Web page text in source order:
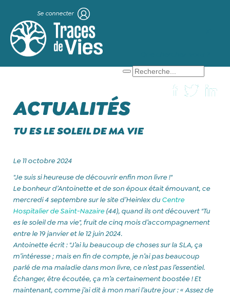
Se connecter
ACTUALITÉS
TU ES LE SOLEIL DE MA VIE
Le 11 octobre 2024
"Je suis si heureuse de découvrir enfin mon livre !"
Le bonheur d’Antoinette et de son époux était émouvant, ce
mercredi 4 septembre sur le site d’Heinlex du Centre
Hospitalier de Saint-Nazaire (44), quand ils ont découvert "Tu
es le soleil de ma vie", fruit de cinq mois d’accompagnement
entre le 19 janvier et le 12 juin 2024.
Antoinette écrit : "J’ai lu beaucoup de choses sur la SLA, ça
m’intéresse ; mais en fin de compte, je n’ai pas beaucoup
parlé de ma maladie dans mon livre, ce n’est pas l’essentiel.
Échanger, être écoutée, ça m’a certainement boostée ! Et
maintenant, comme j’ai dit à mon mari l’autre jour : « Assez de